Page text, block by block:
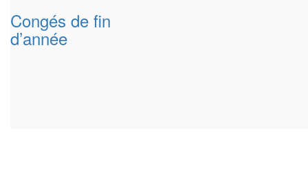
Congés de fin
d’année